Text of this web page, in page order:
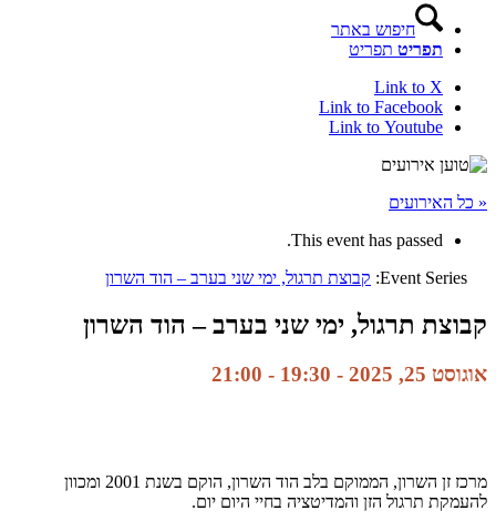
חיפוש באתר
תפריט תפריט
Link to X
Link to Facebook
Link to Youtube
« כל האירועים
This event has passed.
Event Series: קבוצת תרגול, ימי שני בערב – הוד השרון
קבוצת תרגול, ימי שני בערב – הוד השרון
אוגוסט 25, 2025 - 19:30 -
21:00
מרכז זן השרון, הממוקם בלב הוד השרון, הוקם בשנת 2001 ומכוון
להעמקת תרגול הזן והמדיטציה בחיי היום יום.